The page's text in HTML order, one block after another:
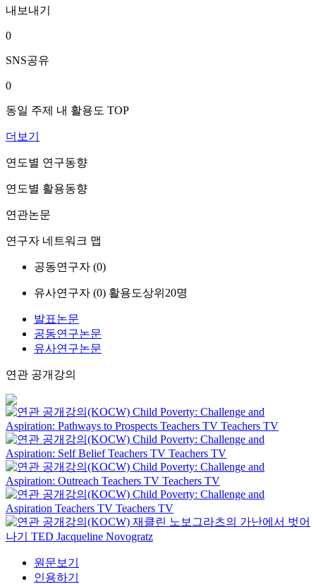
내보내기
0
SNS공유
0
동일 주제 내 활용도 TOP
더보기
연도별 연구동향
연도별 활용동향
연관논문
연구자 네트워크 맵
공동연구자 (0)
유사연구자 (0) 활용도상위20명
발표논문
공동연구논문
유사연구논문
연관 공개강의
Child Poverty: Challenge and
Aspiration: Pathways to Prospects Teachers TV Teachers TV
Child Poverty: Challenge and
Aspiration: Self Belief Teachers TV Teachers TV
Child Poverty: Challenge and
Aspiration: Outreach Teachers TV Teachers TV
Child Poverty: Challenge and
Aspiration Teachers TV Teachers TV
재클린 노보그라츠의 가난에서 벗어
나기
TED Jacqueline Novogratz
원문보기
인용하기